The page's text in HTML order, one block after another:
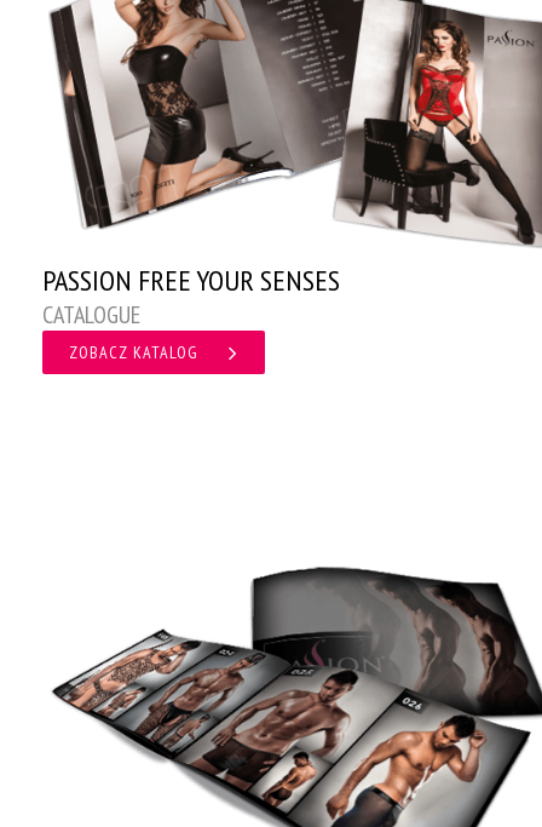
PASSION FREE YOUR SENSES
CATALOGUE
ZOBACZ KATALOG